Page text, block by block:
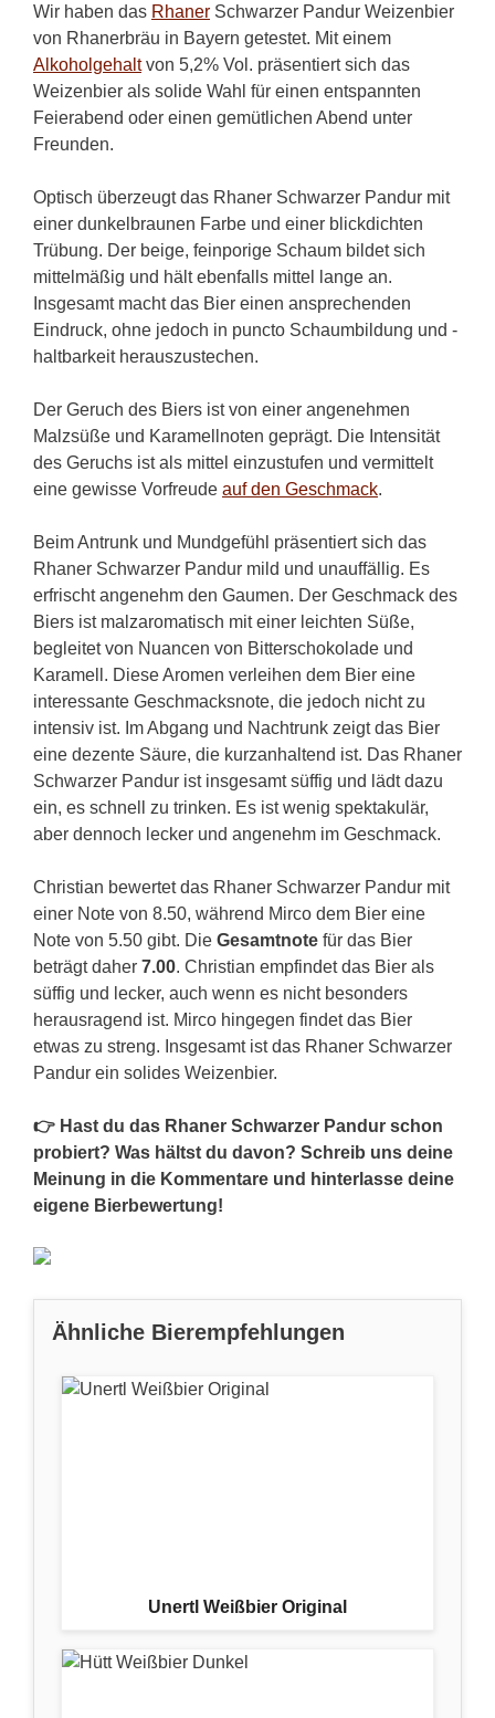
Wir haben das Rhaner Schwarzer Pandur Weizenbier
von Rhanerbräu in Bayern getestet. Mit einem
Alkoholgehaltvon 5,2% Vol. präsentiert sich das
Weizenbier als solide Wahl für einen entspannten
Feierabend oder einen gemütlichen Abend unter
Freunden.
Optisch überzeugt das Rhaner Schwarzer Pandur mit
einer dunkelbraunen Farbe und einer blickdichten
Trübung. Der beige, feinporige Schaum bildet sich
mittelmäßig und hält ebenfalls mittel lange an.
Insgesamt macht das Bier einen ansprechenden
Eindruck, ohne jedoch in puncto Schaumbildung und -
haltbarkeit herauszustechen.
Der Geruch des Biers ist von einer angenehmen
Malzsüße und Karamellnoten geprägt. Die Intensität
des Geruchs ist als mittel einzustufen und vermittelt
eine gewisse Vorfreude auf den Geschmack.
Beim Antrunk und Mundgefühl präsentiert sich das
Rhaner Schwarzer Pandur mild und unauffällig. Es
erfrischt angenehm den Gaumen. Der Geschmack des
Biers ist malzaromatisch mit einer leichten Süße,
begleitet von Nuancen von Bitterschokolade und
Karamell. Diese Aromen verleihen dem Bier eine
interessante Geschmacksnote, die jedoch nicht zu
intensiv ist. Im Abgang und Nachtrunk zeigt das Bier
eine dezente Säure, die kurzanhaltend ist. Das Rhaner
Schwarzer Pandur ist insgesamt süffig und lädt dazu
ein, es schnell zu trinken. Es ist wenig spektakulär,
aber dennoch lecker und angenehm im Geschmack.
Christian bewertet das Rhaner Schwarzer Pandur mit
einer Note von 8.50, während Mirco dem Bier eine
Note von 5.50 gibt. Die Gesamtnote für das Bier
beträgt daher 7.00. Christian empfindet das Bier als
süffig und lecker, auch wenn es nicht besonders
herausragend ist. Mirco hingegen findet das Bier
etwas zu streng. Insgesamt ist das Rhaner Schwarzer
Pandur ein solides Weizenbier.
👉 Hast du das Rhaner Schwarzer Pandur schon
probiert? Was hältst du davon? Schreib uns deine
Meinung in die Kommentare und hinterlasse deine
eigene Bierbewertung!
Ähnliche Bierempfehlungen
Unertl Weißbier Original